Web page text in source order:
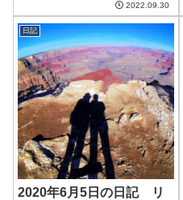
いい天気が続いていてありがた
い。台風も今のところすごいの
が来ていないけど、本格的なシ
ーズンは10月かな。あと3日で10
月とはなん...
2022.09.30
日記
2020年6月5日の日記 リ